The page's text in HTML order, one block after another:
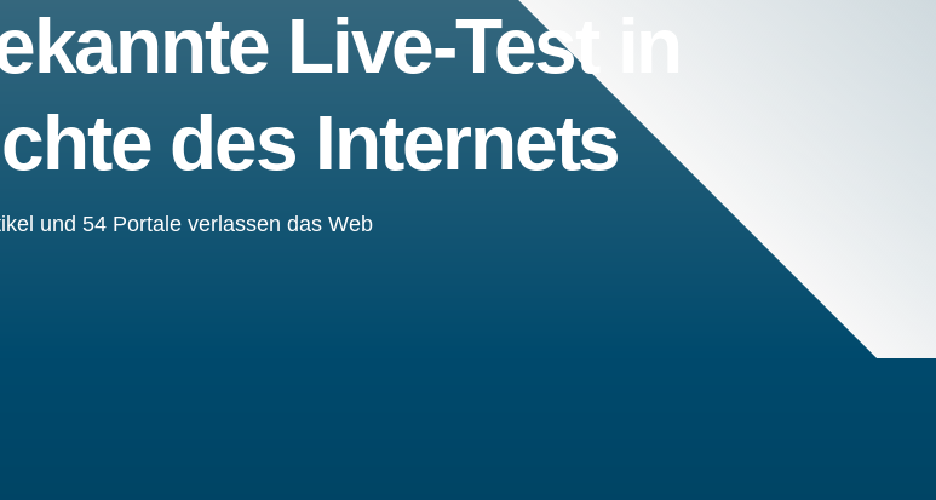
Live-Test in
des Internets
und 54 Portale verlassen das Web